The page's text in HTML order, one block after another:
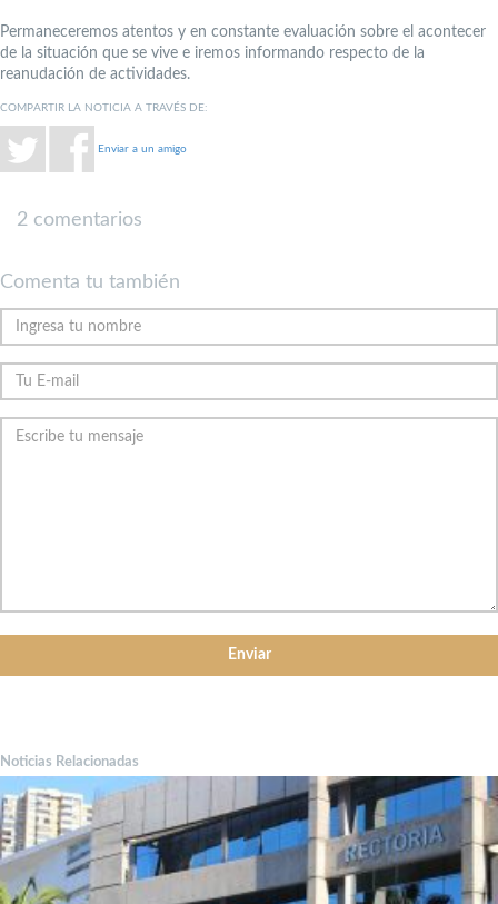
Permaneceremos atentos y en constante evaluación sobre el acontecer
de la situación que se vive e iremos informando respecto de la
reanudación de actividades.
COMPARTIR LA NOTICIA A TRAVÉS DE:
Enviar a un amigo
2 comentarios
Comenta tu también
Noticias Relacionadas